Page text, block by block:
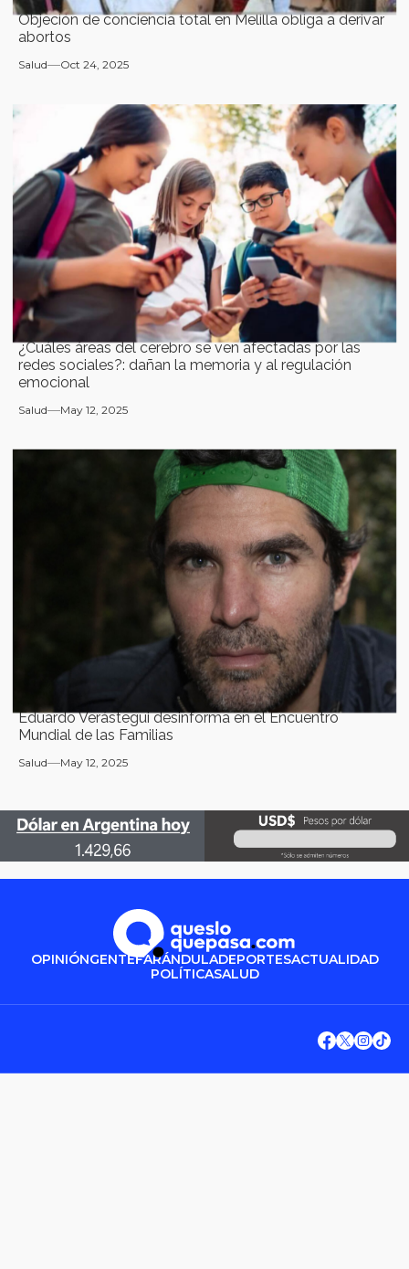
Objeción de conciencia total en Melilla obliga a derivar
abortos
Salud Oct 24, 2025
¿Cuáles áreas del cerebro se ven afectadas por las
redes sociales?: dañan la memoria y al regulación
emocional
Salud May 12, 2025
Eduardo Verástegui desinforma en el Encuentro
Mundial de las Familias
Salud May 12, 2025
OPINIÓNGENTEFARÁNDULADEPORTESACTUALIDAD
POLÍTICASALUD